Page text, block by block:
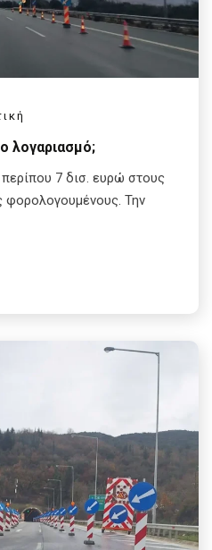
λογαριασμό;
7 δισ. ευρώ στους
φορολογουμένους. Την